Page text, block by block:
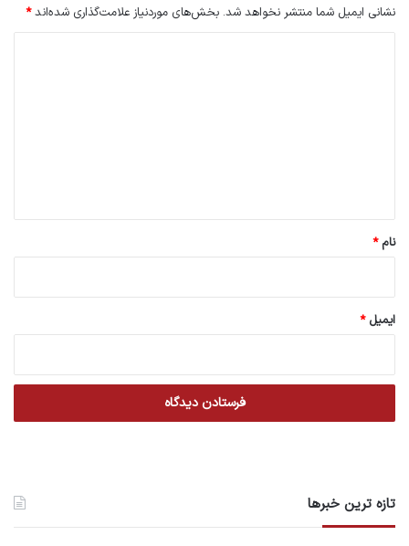
نشانی ایمیل شما منتشر نخواهد شد. بخش‌های موردنیاز علامت‌گذاری شده‌اند*
نام*
ایمیل*
تازه ترین خبرها